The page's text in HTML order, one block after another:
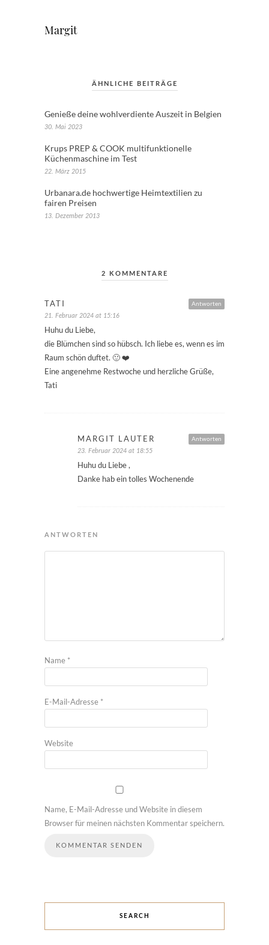
Margit
ÄHNLICHE BEITRÄGE
Genieße deine wohlverdiente Auszeit in Belgien
30. Mai 2023
Krups PREP & COOK multifunktionelle
Küchenmaschine im Test
22. März 2015
Urbanara.de hochwertige Heimtextilien zu
fairen Preisen
13. Dezember 2013
2 KOMMENTARE
Antworten
TATI
21. Februar 2024 at 15:16
Huhu du Liebe,
die Blümchen sind so hübsch. Ich liebe es, wenn es im
Raum schön duftet. 🙂 ❤️
Eine angenehme Restwoche und herzliche Grüße,
Tati
Antworten
MARGIT LAUTER
23. Februar 2024 at 18:55
Huhu du Liebe ,
Danke hab ein tolles Wochenende
ANTWORTEN
Name *
E-Mail-Adresse *
Website
Name, E-Mail-Adresse und Website in diesem
Browser für meinen nächsten Kommentar speichern.
SEARCH